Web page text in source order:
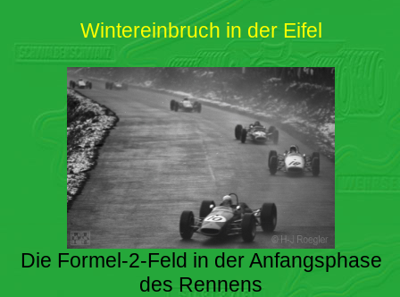
Wintereinbruch in der Eifel
Die Formel-2-Feld in der Anfangsphase
des Rennens